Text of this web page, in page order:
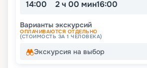
14:00 2 ч 00 мин16:00
Варианты экскурсий
ОПЛАЧИВАЮТСЯ ОТДЕЛЬНО
(СТОИМОСТЬ ЗА 1 ЧЕЛОВЕКА)
Экскурсия на выбор